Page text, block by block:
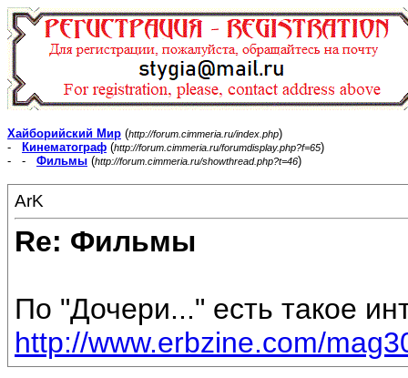
Хайборийский Мир (http://forum.cimmeria.ru/index.php)
-
Кинематограф (http://forum.cimmeria.ru/forumdisplay.php?f=65)
- - Фильмы (http://forum.cimmeria.ru/showthread.php?t=46)
ArK
Re: Фильмы
По "Дочери..." есть такое
http://www.erbzine.com/